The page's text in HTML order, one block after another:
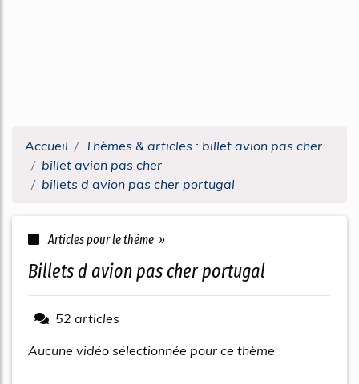
Accueil
Thèmes & articles : billet avion pas cher
billet avion pas cher
billets d avion pas cher portugal
Articles pour le thème »
billets d avion pas cher portugal
52 articles
Aucune vidéo sélectionnée pour ce thème